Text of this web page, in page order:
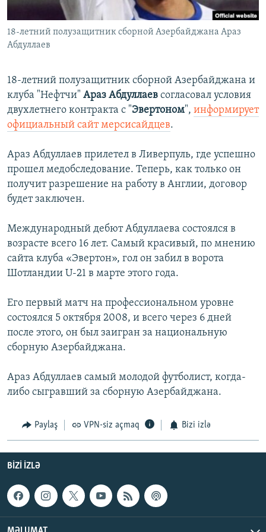
İNFOQRAFIKA
KARIKATURA
AZƏRBAYCAN ƏDƏBIYYATI KITABXANASI
İSLAM VƏ DEMOKRATIYA
PEŞƏ ETIKASI VƏ JURNALISTIKA STANDARTLARIMIZ
AZADLIQRADIOSU MOBIL TELEFONUNUZDA
BIZIMLƏ ƏLAQƏ
XƏBƏR BÜLLETENLƏRIMIZ
BIZI IZLƏ
RFE/RL-in bütün saytları
18-летний полузащитник сборной Азербайджана Араз
Абдуллаев
18-летний полузащитник сборной Азербайджана и
клуба "Нефтчи" Араз Абдуллаев согласовал условия
двухлетнего контракта с "Эвертоном", информирует
официальный сайт мерсисайдцев.
Араз Абдуллаев прилетел в Ливерпуль, где успешно
прошел медобследование. Теперь, как только он
получит разрешение на работу в Англии, договор
будет заключен.
Международный дебют Абдуллаева состоялся в
возрасте всего 16 лет. Самый красивый, по мнению
сайта клуба «Эвертон», гол он забил в ворота
Шотландии U-21 в марте этого года.
Его первый матч на профессиональном уровне
состоялся 5 октября 2008, и всего через 6 дней
после этого, он был заигран за национальную
сборную Азербайджана.
Араз Абдуллаев самый молодой футболист, когда-
либо сыгравший за сборную Азербайджана.
Paylaş VPN-siz açmaq Bizi izlə
BIZI IZLƏ